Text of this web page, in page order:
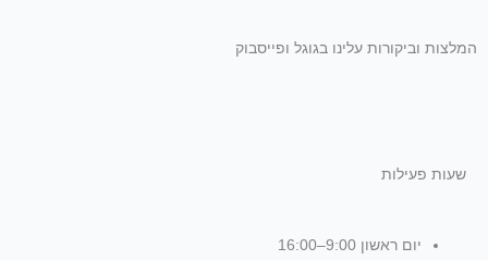
המלצות וביקורות עלינו בגוגל ופייסבוק
שעות פעילות
יום ראשון 9:00–16:00